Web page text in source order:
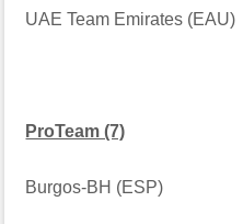
UAE Team Emirates (EAU)
ProTeam (7)
Burgos-BH (ESP)